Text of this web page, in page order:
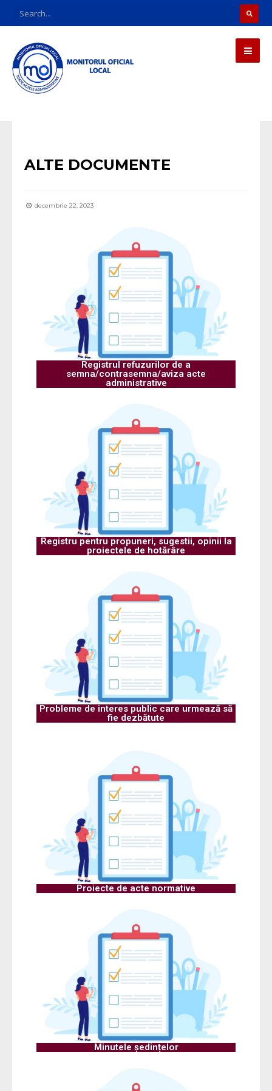
ALTE DOCUMENTE
decembrie 22, 2023
Registrul refuzurilor de a
semna/contrasemna/aviza acte
administrative
Registru pentru propuneri, sugestii, opinii la
proiectele de hotărâre
Probleme de interes public care urmează să
fie dezbătute
Proiecte de acte normative
Minutele ședințelor